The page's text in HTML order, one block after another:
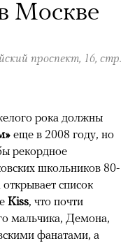
Москве
проспект, 16, стр.
рока должны
еще в 2008 году, но
рекордное
школьников 80-
список
Kiss, что почти
мальчика, Демона,
фанатами, а